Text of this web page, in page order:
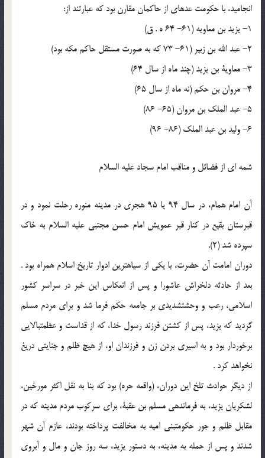
انجامید، با حکومت عده‏ای از حاکمان مقارن بود که عبارتند از:
1- یزید بن معاویه (61- 64 ه . ق)
2- عبد الله بن زبیر (61- 73 که به صورت مستقل حاکم مکه بود)
3- معاویة بن یزید (چند ماه از سال 64)
4- مروان بن حکم (نه ماه از سال 65)
5- عبد الملک بن مروان (65- 86)
6- ولید بن عبد الملک (86- 96)
شمه ‏ای از فضائل و مناقب امام سجاد علیه السلام
آن امام همام، در سال 94 یا 95 هجری در مدینه منوره رحلت نمود و در
قبرستان بقیع در کنار قبر عمویش امام حسن مجتبی علیه السلام به خاک
سپرده شد (2).
دوران امامت آن حضرت، با یکی از سیاه‏ترین ادوار تاریخ اسلام همراه بود .
بعد از حادثه دل‏خراش عاشورا و پس از انعکاس این خبر در سراسر کشور
اسلامی، رعب و وحشت‏شدیدی بر جامعه حکم فرما شد و برای مردم مسلم
گردید که یزید، پس از کشتن فرزند رسول خدا، که از قداست و عظمت‏بالایی
برخوردار بود و به اسیری بردن زن و فرزندان او، از هیچ ظلم و جنایتی دریغ
نخواهد کرد .
از دیگر حوادث تلخ این دوران، (واقعه حره) بود که بنا به نقل اکثر مورخین،
لشکریان یزید، به فرماندهی مسلم بن عقبة، برای سرکوب مردم مدینه که در
مقابل ظلم و جور حکومت‏بنی امیه به مخالفت پرداخته بودند، عازم آن شهر
شدند و پس از حمله به مدینه، به دستور یزید، سه روز جان و مال و آبروی